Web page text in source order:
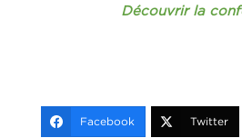
Découvrir la
Facebook Twitter